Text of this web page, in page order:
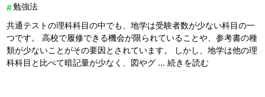
勉強法
共通テストの理科科目の中でも、地学は受験者数が少ない科目の一
つです。 高校で履修できる機会が限られていることや、参考書の種
類が少ないことがその要因とされています。 しかし、地学は他の理
科科目と比べて暗記量が少なく、図やグ …続きを読む